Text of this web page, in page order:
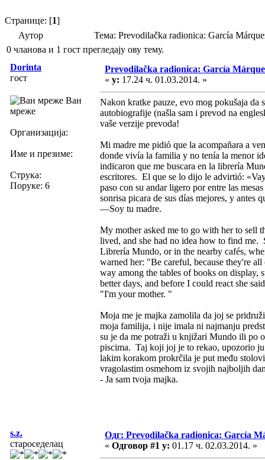
Странице: [1]
Аутор
Тема: Prevodilačka radionica: García
0 чланова и 1 гост прегледају ову тему.
Dorinta
гост
Ван
мреже
Организација:
Име и презиме:
Струка:
Поруке: 6
Prevodilačka radionica: García
« у: 17.24 ч. 01.03.2014. »
Nakon kratke pauze, evo mog pokušaja
autobiografije (našla sam i prevod na
vaše verzije prevoda!
Mi madre me pidió que la acompañara a
donde vivía la familia y no tenía la menor
indicaron que me buscara en la librería
escritores. El que se lo dijo le advirtió:
paso con su andar ligero por entre las
sonrisa picara de sus días mejores, y antes
—Soy tu madre.
My mother asked me to go with her to sell
lived, and she had no idea how to find me.
Librería Mundo, or in the nearby cafés,
warned her: "Be careful, because they're
way among the tables of books on
better days, and before I could react she
"I'm your mother. "
Moja me je majka zamolila da joj se
moja familija, i nije imala ni najmanju
su je da me potraži u knjižari Mundo ili po
piscima. Taj koji joj je to rekao, upozorio
lakim korakom prokrčila je put među
vragolastim osmehom iz svojih najboljih
- Ja sam tvoja majka.
s.z.
староседелац
Одг: Prevodilačka radionica: García
« Одговор #1 у: 01.17 ч. 02.03.2014. »